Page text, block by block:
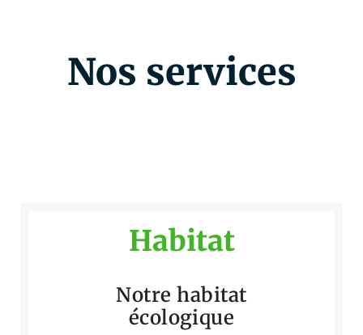
Nos services
Habitat
Notre habitat
écologique